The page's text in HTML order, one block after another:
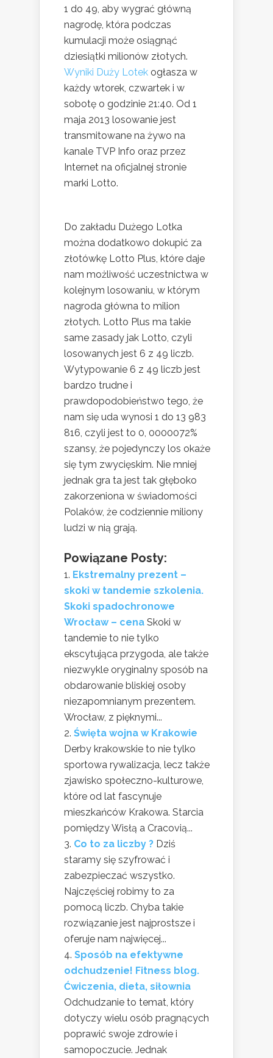
1 do 49, aby wygrać główną
nagrodę, która podczas
kumulacji może osiągnąć
dziesiątki milionów złotych.
Wyniki Duży Lotek ogłasza w
każdy wtorek, czwartek i w
sobotę o godzinie 21:40. Od 1
maja 2013 losowanie jest
transmitowane na żywo na
kanale TVP Info oraz przez
Internet na oficjalnej stronie
marki Lotto.
Do zakładu Dużego Lotka
można dodatkowo dokupić za
złotówkę Lotto Plus, które daje
nam możliwość uczestnictwa w
kolejnym losowaniu, w którym
nagroda główna to milion
złotych. Lotto Plus ma takie
same zasady jak Lotto, czyli
losowanych jest 6 z 49 liczb.
Wytypowanie 6 z 49 liczb jest
bardzo trudne i
prawdopodobieństwo tego, że
nam się uda wynosi 1 do 13 983
816, czyli jest to 0, 0000072%
szansy, że pojedynczy los okaże
się tym zwycięskim. Nie mniej
jednak gra ta jest tak głęboko
zakorzeniona w świadomości
Polaków, że codziennie miliony
ludzi w nią grają.
Powiązane Posty:
Ekstremalny prezent –
skoki w tandemie szkolenia.
Skoki spadochronowe
Wrocław – cena Skoki w
tandemie to nie tylko
ekscytująca przygoda, ale także
niezwykle oryginalny sposób na
obdarowanie bliskiej osoby
niezapomnianym prezentem.
Wrocław, z pięknymi...
Święta wojna w Krakowie
Derby krakowskie to nie tylko
sportowa rywalizacja, lecz także
zjawisko społeczno-kulturowe,
które od lat fascynuje
mieszkańców Krakowa. Starcia
pomiędzy Wisłą a Cracovią...
Co to za liczby ? Dziś
staramy się szyfrować i
zabezpieczać wszystko.
Najczęściej robimy to za
pomocą liczb. Chyba takie
rozwiązanie jest najprostsze i
oferuje nam najwięcej...
Sposób na efektywne
odchudzenie! Fitness blog.
Ćwiczenia, dieta, siłownia
Odchudzanie to temat, który
dotyczy wielu osób pragnących
poprawić swoje zdrowie i
samopoczucie. Jednak